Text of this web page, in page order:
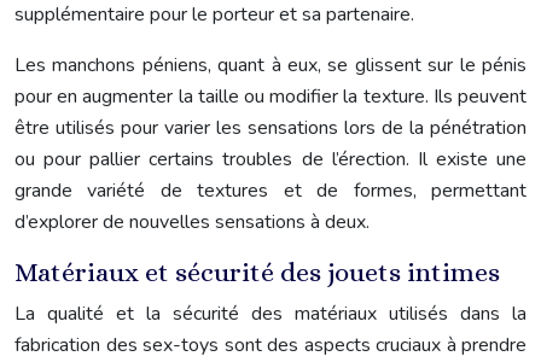
supplémentaire pour le porteur et sa partenaire.
Les manchons péniens, quant à eux, se glissent sur le pénis
pour en augmenter la taille ou modifier la texture. Ils peuvent
être utilisés pour varier les sensations lors de la pénétration
ou pour pallier certains troubles de l’érection. Il existe une
grande variété de textures et de formes, permettant
d’explorer de nouvelles sensations à deux.
Matériaux et sécurité des jouets intimes
La qualité et la sécurité des matériaux utilisés dans la
fabrication des sex-toys sont des aspects cruciaux à prendre